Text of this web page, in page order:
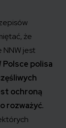
że
NNW jest
Polsce polisa
ochroną
rozważyć.